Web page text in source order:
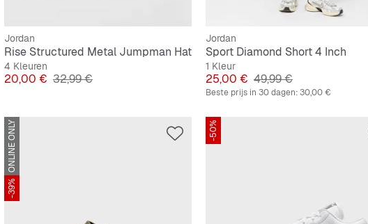
Jordan
Rise Structured Metal Jumpman Hat
4 Kleuren
Prijs
20,00 € Originele Prijs
32,99 €
Jordan
Sport Diamond Short 4 Inch
1 Kleur
Prijs
25,00 € Originele Prijs
49,99 €
Beste prijs in 30 dagen:30,00 €
ONLINE ONLY
-39%
-50%